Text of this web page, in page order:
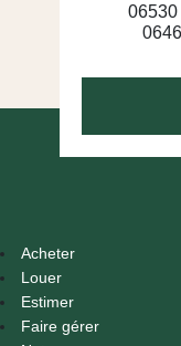
Acheter
Louer
Estimer
Faire gérer